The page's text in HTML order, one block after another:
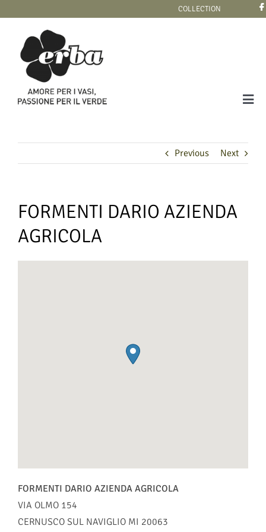
content
COLLECTION
Previous Next
FORMENTI DARIO AZIENDA
AGRICOLA
FORMENTI DARIO AZIENDA AGRICOLA
VIA OLMO 154
CERNUSCO SUL NAVIGLIO MI 20063